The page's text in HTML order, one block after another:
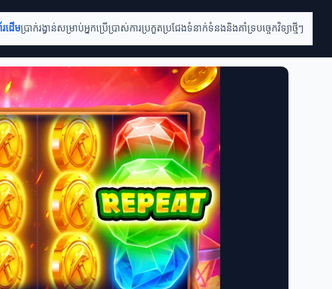
ដើមប្រាក់រង្វាន់សម្រាប់អ្នកប្រើប្រាស់ការប្រកួតប្រជែងទំនាក់ទំនងនិងគាំទ្របច្ចេកវិទ្យាថ្មីៗ